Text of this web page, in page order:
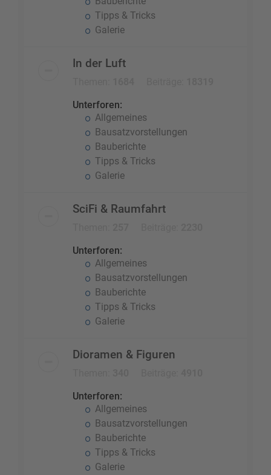
Tipps & Tricks
Galerie
In der Luft
Unterforen:
Allgemeines
Bausatzvorstellungen
Bauberichte
Tipps & Tricks
Galerie
SciFi & Raumfahrt
Unterforen:
Allgemeines
Bausatzvorstellungen
Bauberichte
Tipps & Tricks
Galerie
Dioramen & Figuren
Unterforen:
Allgemeines
Bausatzvorstellungen
Bauberichte
Tipps & Tricks
Galerie